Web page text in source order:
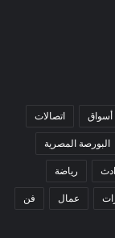
أسواق اتصالات
البورصة المصرية
رياضة
عمال فن